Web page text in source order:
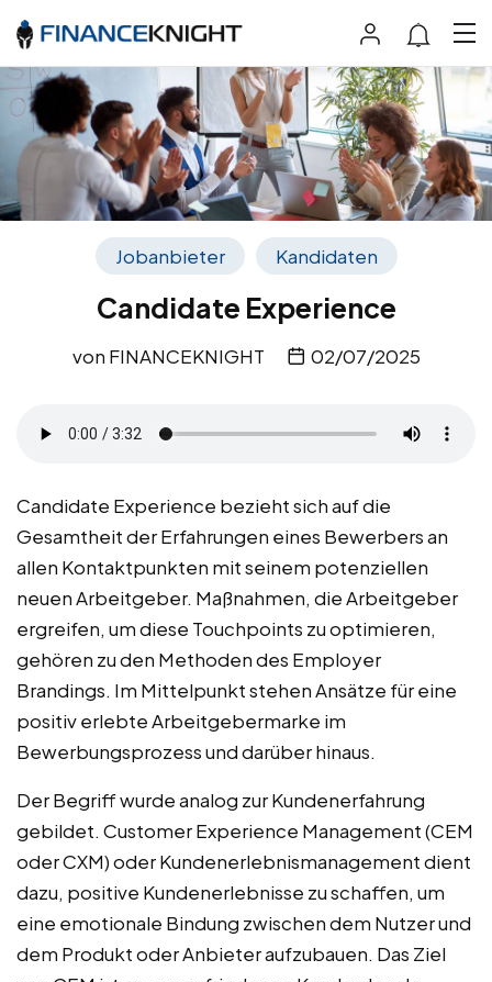
Jobanbieter Kandidaten
Candidate Experience
von FINANCEKNIGHT 02/07/2025
Candidate Experience bezieht sich auf die
Gesamtheit der Erfahrungen eines Bewerbers an
allen Kontaktpunkten mit seinem potenziellen
neuen Arbeitgeber. Maßnahmen, die Arbeitgeber
ergreifen, um diese Touchpoints zu optimieren,
gehören zu den Methoden des Employer
Brandings. Im Mittelpunkt stehen Ansätze für eine
positiv erlebte Arbeitgebermarke im
Bewerbungsprozess und darüber hinaus.
Der Begriff wurde analog zur Kundenerfahrung
gebildet. Customer Experience Management (CEM
oder CXM) oder Kundenerlebnismanagement dient
dazu, positive Kundenerlebnisse zu schaffen, um
eine emotionale Bindung zwischen dem Nutzer und
dem Produkt oder Anbieter aufzubauen. Das Ziel